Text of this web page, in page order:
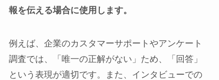
報を伝える場合に使用します。
例えば、企業のカスタマーサポートやアンケート
調査では、「唯一の正解がない」ため、「回答」
という表現が適切です。また、インタビューでの